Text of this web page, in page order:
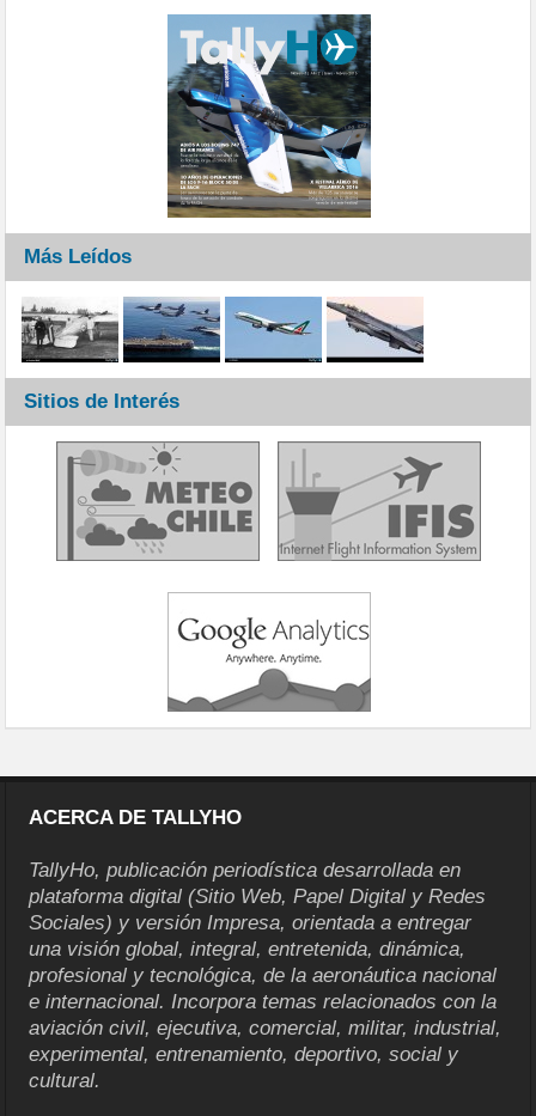
Más Leídos
Sitios de Interés
ACERCA DE TALLYHO
TallyHo, publicación periodística desarrollada en
plataforma digital (Sitio Web, Papel Digital y Redes
Sociales) y versión Impresa, orientada a entregar
una visión global, integral, entretenida, dinámica,
profesional y tecnológica, de la aeronáutica nacional
e internacional. Incorpora temas relacionados con la
aviación civil, ejecutiva, comercial, militar, industrial,
experimental, entrenamiento, deportivo, social y
cultural.